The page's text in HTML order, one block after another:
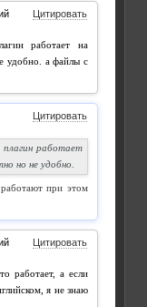
Цитировать
работает на
удобно. а файлы с
Цитировать
работает
но не удобно.
при этом
Цитировать
работает, а если
я не знаю